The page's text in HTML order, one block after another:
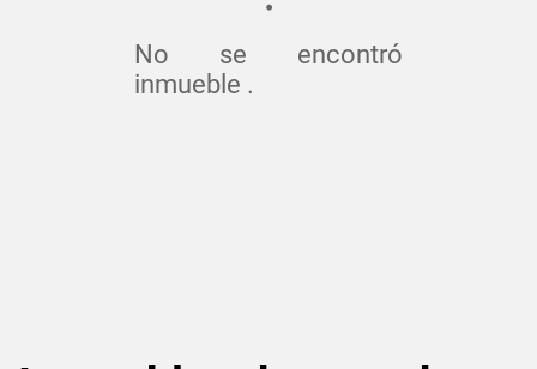
No se encontró
inmueble .